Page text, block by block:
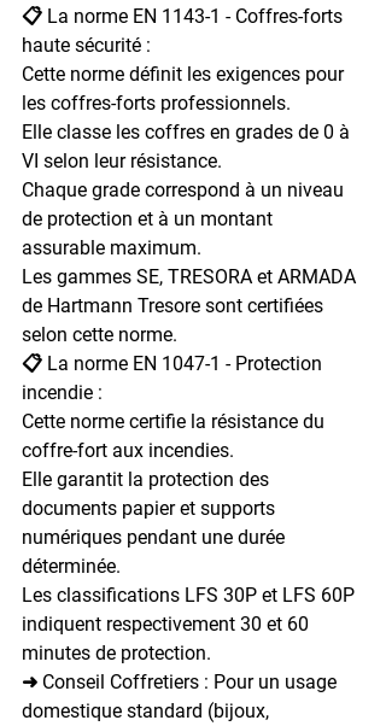
📋 La norme EN 1143-1 - Coffres-forts
haute sécurité :
Cette norme définit les exigences pour
les coffres-forts professionnels.
Elle classe les coffres en grades de 0 à
VI selon leur résistance.
Chaque grade correspond à un niveau
de protection et à un montant
assurable maximum.
Les gammes SE, TRESORA et ARMADA
de Hartmann Tresore sont certifiées
selon cette norme.
📋 La norme EN 1047-1 - Protection
incendie :
Cette norme certifie la résistance du
coffre-fort aux incendies.
Elle garantit la protection des
documents papier et supports
numériques pendant une durée
déterminée.
Les classifications LFS 30P et LFS 60P
indiquent respectivement 30 et 60
minutes de protection.
➜ Conseil Coffretiers : Pour un usage
domestique standard (bijoux,